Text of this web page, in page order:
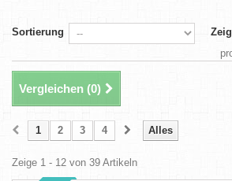
Sortierung
Vergleichen (0)
Alles
1 2 3 4
Zeige 1 - 12 von 39 Artikeln